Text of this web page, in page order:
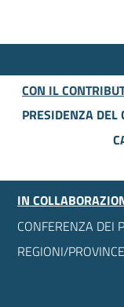
CON IL
PRESIDENZA
IN
CONFERENZA DEI
REGIONI/